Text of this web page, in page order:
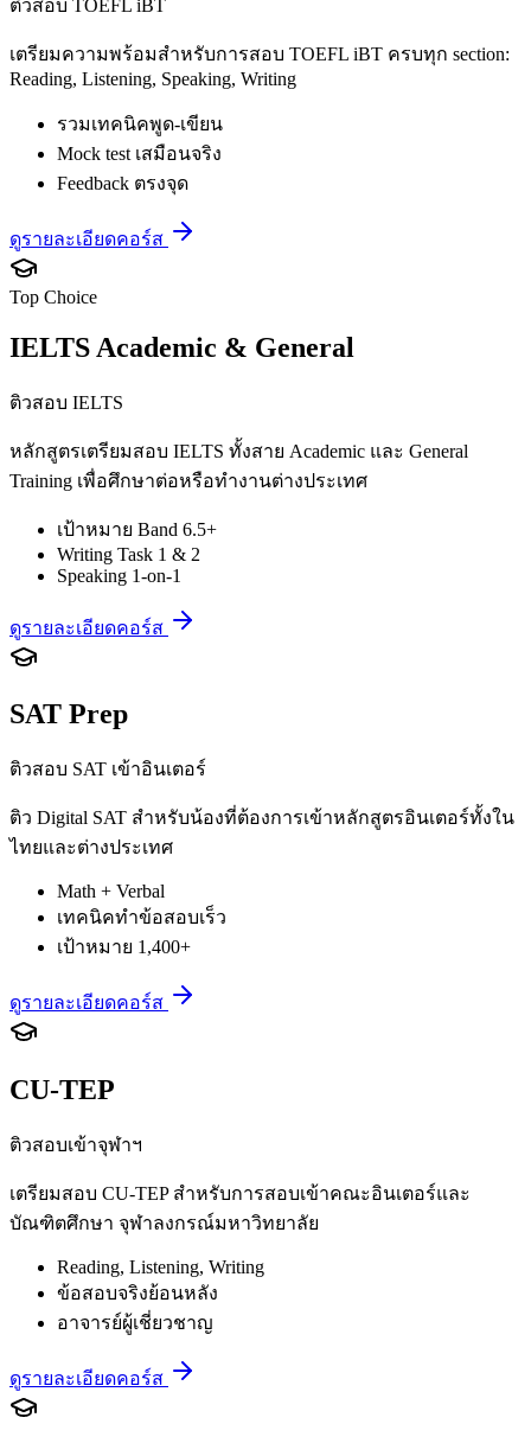
ติวสอบ TOEFL iBT
เตรียมความพร้อมสำหรับการสอบ TOEFL iBT ครบทุก section:
Reading, Listening, Speaking, Writing
รวมเทคนิคพูด-เขียน
Mock test เสมือนจริง
Feedback ตรงจุด
ดูรายละเอียดคอร์ส
Top Choice
IELTS Academic & General
ติวสอบ IELTS
หลักสูตรเตรียมสอบ IELTS ทั้งสาย Academic และ General
Training เพื่อศึกษาต่อหรือทำงานต่างประเทศ
เป้าหมาย Band 6.5+
Writing Task 1 & 2
Speaking 1-on-1
ดูรายละเอียดคอร์ส
SAT Prep
ติวสอบ SAT เข้าอินเตอร์
ติว Digital SAT สำหรับน้องที่ต้องการเข้าหลักสูตรอินเตอร์ทั้งใน
ไทยและต่างประเทศ
Math + Verbal
เทคนิคทำข้อสอบเร็ว
เป้าหมาย 1,400+
ดูรายละเอียดคอร์ส
CU-TEP
ติวสอบเข้าจุฬาฯ
เตรียมสอบ CU-TEP สำหรับการสอบเข้าคณะอินเตอร์และ
บัณฑิตศึกษา จุฬาลงกรณ์มหาวิทยาลัย
Reading, Listening, Writing
ข้อสอบจริงย้อนหลัง
อาจารย์ผู้เชี่ยวชาญ
ดูรายละเอียดคอร์ส